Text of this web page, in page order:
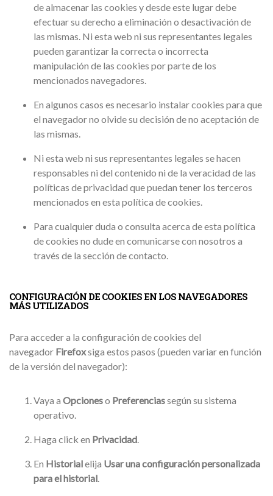
de almacenar las cookies y desde este lugar debe
efectuar su derecho a eliminación o desactivación de
las mismas. Ni esta web ni sus representantes legales
pueden garantizar la correcta o incorrecta
manipulación de las cookies por parte de los
mencionados navegadores.
En algunos casos es necesario instalar cookies para que
el navegador no olvide su decisión de no aceptación de
las mismas.
Ni esta web ni sus representantes legales se hacen
responsables ni del contenido ni de la veracidad de las
políticas de privacidad que puedan tener los terceros
mencionados en esta política de cookies.
Para cualquier duda o consulta acerca de esta política
de cookies no dude en comunicarse con nosotros a
través de la sección de contacto.
CONFIGURACIÓN DE COOKIES EN LOS NAVEGADORES
MÁS UTILIZADOS
Para acceder a la configuración de cookies del
navegador Firefoxsiga estos pasos (pueden variar en función
de la versión del navegador):
Vaya a Opcioneso Preferenciassegún su sistema
operativo.
Haga click en Privacidad.
En Historialelija Usar una configuración personalizada
para el historial.